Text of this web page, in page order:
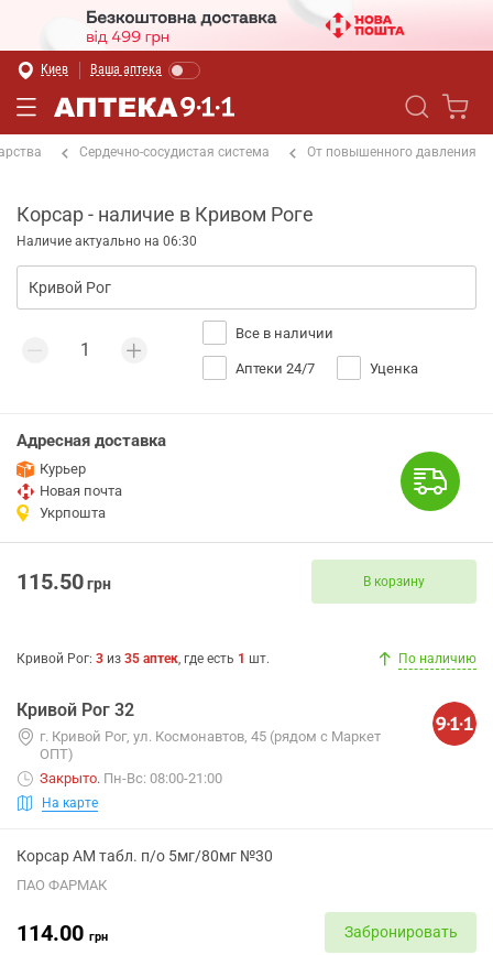
Киев Ваша аптека
Сердечно-сосудистая система От повышенного давления
Корсар - наличие в Кривом Роге
Наличие актуально на 06:30
Все в наличии
Аптеки 24/7 Уценка
Адресная доставка
Курьер
Новая почта
Укрпошта
115.50грн В корзину
Кривой Рог: 3 из 35 аптек, где есть 1 шт. По наличию
Кривой Рог 32
г. Кривой Рог, ул. Космонавтов, 45 (рядом с Маркет
ОПТ)
Закрыто. Пн-Вс: 08:00-21:00
На карте
Корсар АМ табл. п/о 5мг/80мг №30
ПАО ФАРМАК
114.00 грн Забронировать